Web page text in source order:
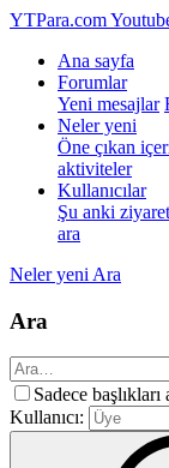
YTPara.com
Ana sayfa
Forumlar
Yeni mesajlar
Neler yeni
Öne çıkan
aktiviteler
Kullanıcılar
Şu anki
ara
Neler yeni Ara
Ara
Sadece başlıkları
Kullanıcı: